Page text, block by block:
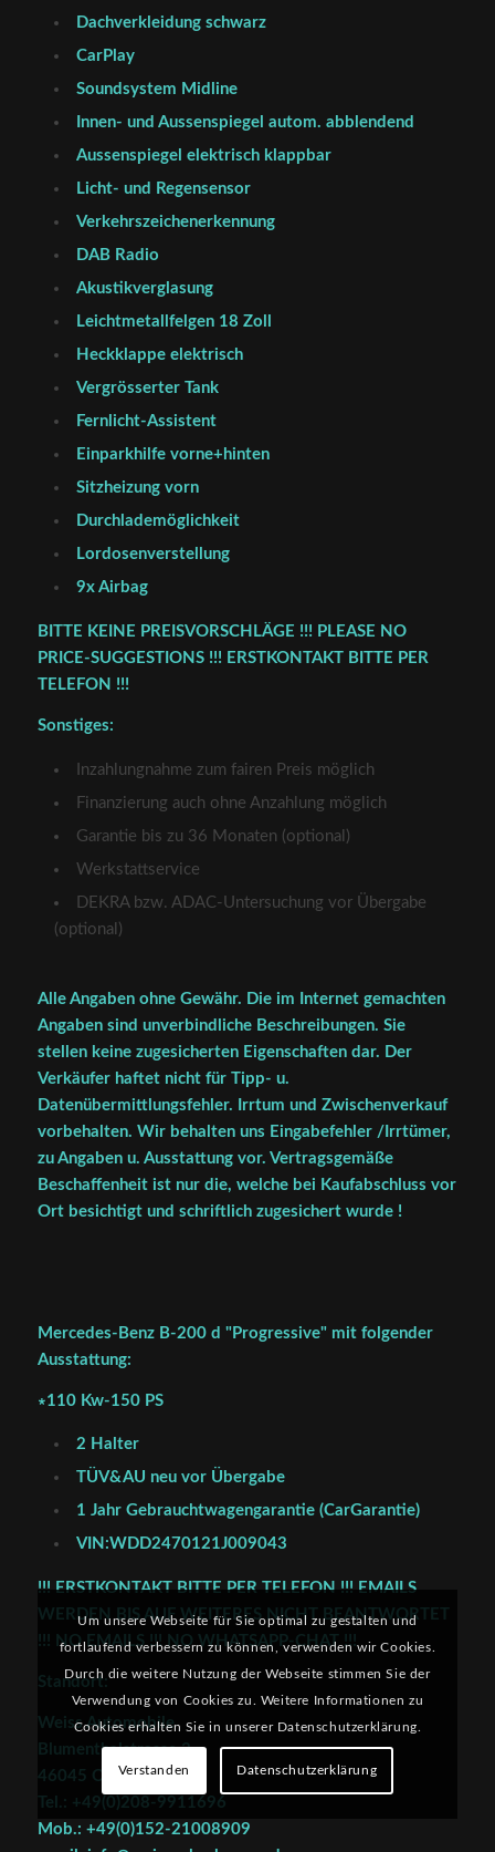
Dachverkleidung schwarz
CarPlay
Soundsystem Midline
Innen- und Aussenspiegel autom. abblendend
Aussenspiegel elektrisch klappbar
Licht- und Regensensor
Verkehrszeichenerkennung
DAB Radio
Akustikverglasung
Leichtmetallfelgen 18 Zoll
Heckklappe elektrisch
Vergrösserter Tank
Fernlicht-Assistent
Einparkhilfe vorne+hinten
Sitzheizung vorn
Durchlademöglichkeit
Lordosenverstellung
9x Airbag
BITTE KEINE PREISVORSCHLÄGE !!! PLEASE NO
PRICE-SUGGESTIONS !!! ERSTKONTAKT BITTE PER
TELEFON !!!
Sonstiges:
Inzahlungnahme zum fairen Preis möglich
Finanzierung auch ohne Anzahlung möglich
Garantie bis zu 36 Monaten (optional)
Werkstattservice
DEKRA bzw. ADAC-Untersuchung vor Übergabe
(optional)
Alle Angaben ohne Gewähr. Die im Internet gemachten
Angaben sind unverbindliche Beschreibungen. Sie
stellen keine zugesicherten Eigenschaften dar. Der
Verkäufer haftet nicht für Tipp- u.
Datenübermittlungsfehler. Irrtum und Zwischenverkauf
vorbehalten. Wir behalten uns Eingabefehler /Irrtümer,
zu Angaben u. Ausstattung vor. Vertragsgemäße
Beschaffenheit ist nur die, welche bei Kaufabschluss vor
Ort besichtigt und schriftlich zugesichert wurde !
Mercedes-Benz B-200 d "Progressive" mit folgender
Ausstattung:
∗110 Kw-150 PS
2 Halter
TÜV&AU neu vor Übergabe
1 Jahr Gebrauchtwagengarantie (CarGarantie)
VIN:WDD2470121J009043
!!! ERSTKONTAKT BITTE PER TELEFON !!! EMAILS
WERDEN BIS AUF WEITERES NICHT BEANTWORTET
!!! NO EMAILS !!! NO WHATSAPP-CHAT !!!
Standort:
Weiss Automobile
Blumenthalstrasse 3
46045 Oberhausen
Tel.: +49(0)208-9911696
Mob.: +49(0)152-21008909
Um unsere Webseite für Sie optimal zu gestalten und
fortlaufend verbessern zu können, verwenden wir Cookies.
Durch die weitere Nutzung der Webseite stimmen Sie der
Verwendung von Cookies zu. Weitere Informationen zu
Cookies erhalten Sie in unserer Datenschutzerklärung.
Verstanden Datenschutzerklärung